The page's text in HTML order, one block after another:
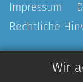
Wir
Impressum
Rechtliche